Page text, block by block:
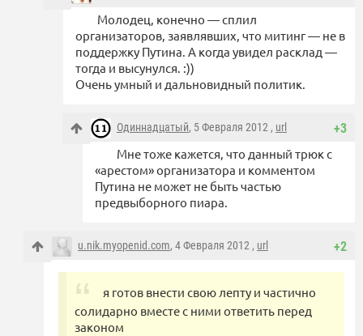
Молодец, конечно — сплил
организаторов, заявлявших, что митинг — не в
поддержку Путина. А когда увидел расклад —
тогда и высунулся. :))
Очень умный и дальновидный политик.
+3
Одиннадцатый, 5 Февраля 2012 , url
Мне тоже кажется, что данный трюк с
«арестом» организатора и комментом
Путина не может не быть частью
предвыборного пиара.
+2
u.nik.myopenid.com, 4 Февраля 2012 , url
я готов внести свою лепту и частично
солидарно вместе с ними ответить перед
законом